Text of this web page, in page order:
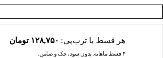
هر قسط با ترب‌پی: ۱۲۸,۷۵۰ تومان
۴ قسط ماهانه. بدون سود، چک و ضامن.